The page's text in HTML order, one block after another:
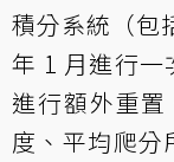
積分系統（包
年 1 月進行
進行額外重
度、平均爬分